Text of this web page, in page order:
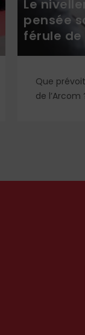
Le
pensée
férule de
Que
de
se